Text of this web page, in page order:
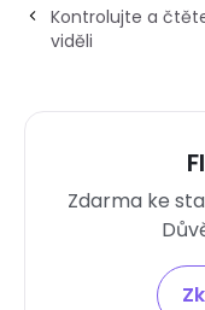
Kontrolujte a
viděli
Zdarma ke